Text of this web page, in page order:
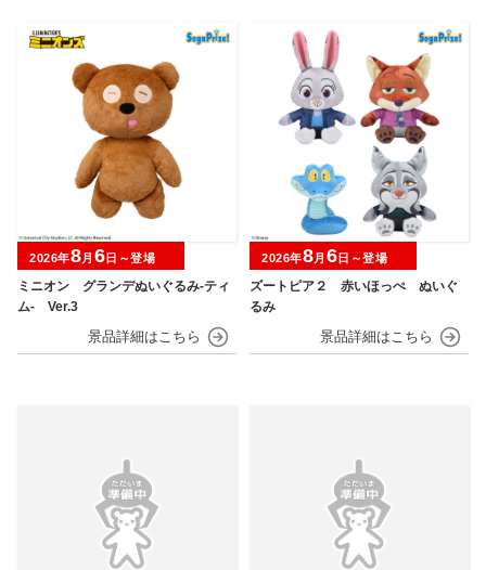
ミニオン グランデぬいぐるみ‐ティ
ム‐ Ver.3
2026年8月 6日～登場
ズートピア２ 赤いほっぺ ぬいぐ
るみ
2026年8月 6日～登場